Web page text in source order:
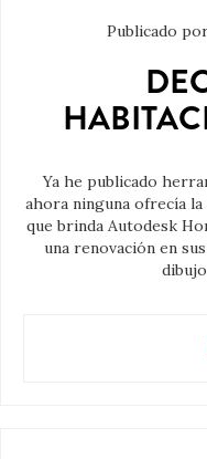
Publicado
Ya he publicado
ahora ninguna ofrecía
que brinda Autodesk
una renovación en